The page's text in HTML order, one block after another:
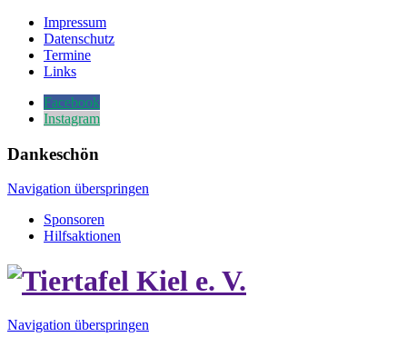
Impressum
Datenschutz
Termine
Links
Facebook
Instagram
Dankeschön
Navigation überspringen
Sponsoren
Hilfsaktionen
Navigation überspringen